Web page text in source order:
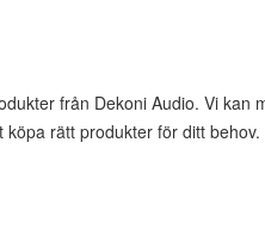
från Dekoni Audio. Vi
rätt produkter för ditt behov.